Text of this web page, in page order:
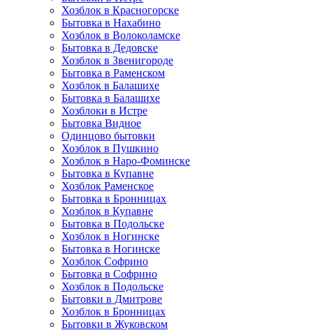
Хозблок в Красногорске
Бытовка в Нахабино
Хозблок в Волоколамске
Бытовкa в Дедовске
Хозблок в Звенигороде
Бытовка в Раменском
Хозблок в Балашихе
Бытовкa в Балашихе
Хозблоки в Истре
Бытовка Видное
Одинцово бытовки
Хозблок в Пушкино
Хозблок в Наро-Фоминске
Бытовка в Купавне
Хозблок Раменское
Бытовка в Бронницах
Хозблок в Купавне
Бытовка в Подольске
Хозблок в Ногинске
Бытовка в Ногинске
Хозблок Софрино
Бытовка в Софрино
Хозблок в Подольске
Бытовки в Дмитрове
Хозблок в Бронницах
Бытовки в Жуковском